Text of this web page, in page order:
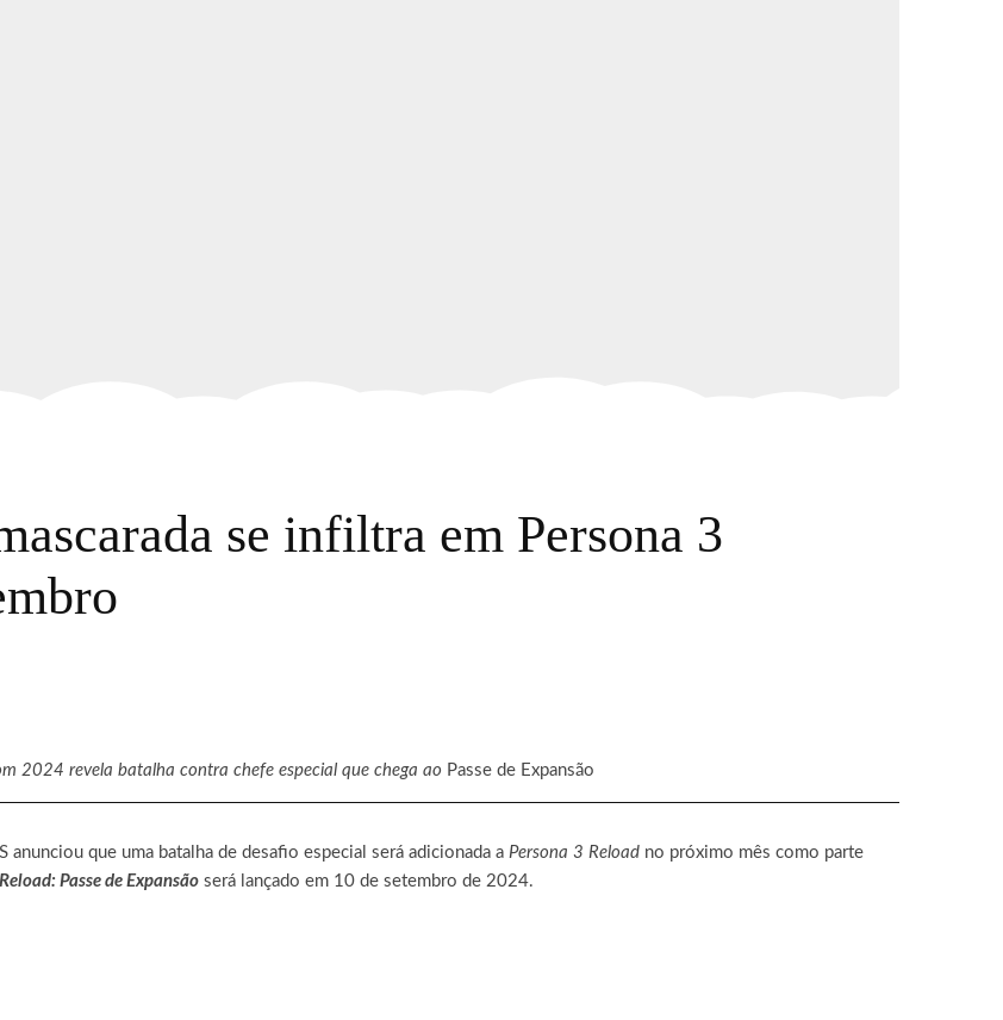
se infiltra em Persona 3
2024 revela batalha contra chefe especial que chega ao Passe de Expansão
que uma batalha de desafio especial será adicionada a Persona 3 Reload no próximo mês como parte
Passe de Expansão será lançado em 10 de setembro de 2024.